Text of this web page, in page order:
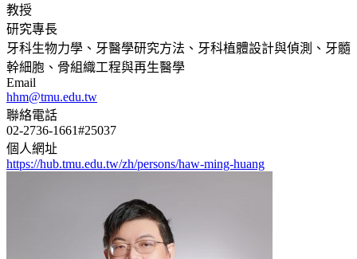
教授
研究專長
牙科生物力學、牙醫學研究方法、牙科植體設計與偵測、牙髓
幹細胞、骨組織工程與再生醫學
Email
hhm@tmu.edu.tw
聯絡電話
02-2736-1661#25037
個人網址
https://hub.tmu.edu.tw/zh/persons/haw-ming-huang